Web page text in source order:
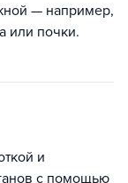
— например,
или почки.
и
с помощью